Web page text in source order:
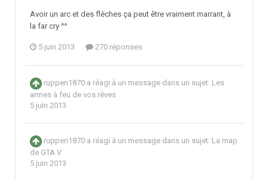
Avoir un arc et des flèches ça peut être vraiment marrant, à
la far cry ^^
5 juin 2013 270 réponses
ruppen1870 a réagi à un message dans un sujet: Les
armes à feu de vos rêves
5 juin 2013
ruppen1870 a réagi à un message dans un sujet: La map
de GTA V
5 juin 2013